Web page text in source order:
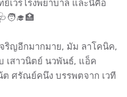
เวรโรงพยาบาล และนี่คือ
ริญอีกมากมาย, มัม ลาโคนิค,
เสาวนิตย์ นวพันธ์, แอ็ค
ต ศรัณย์คนึง บรรพตจาก เวที